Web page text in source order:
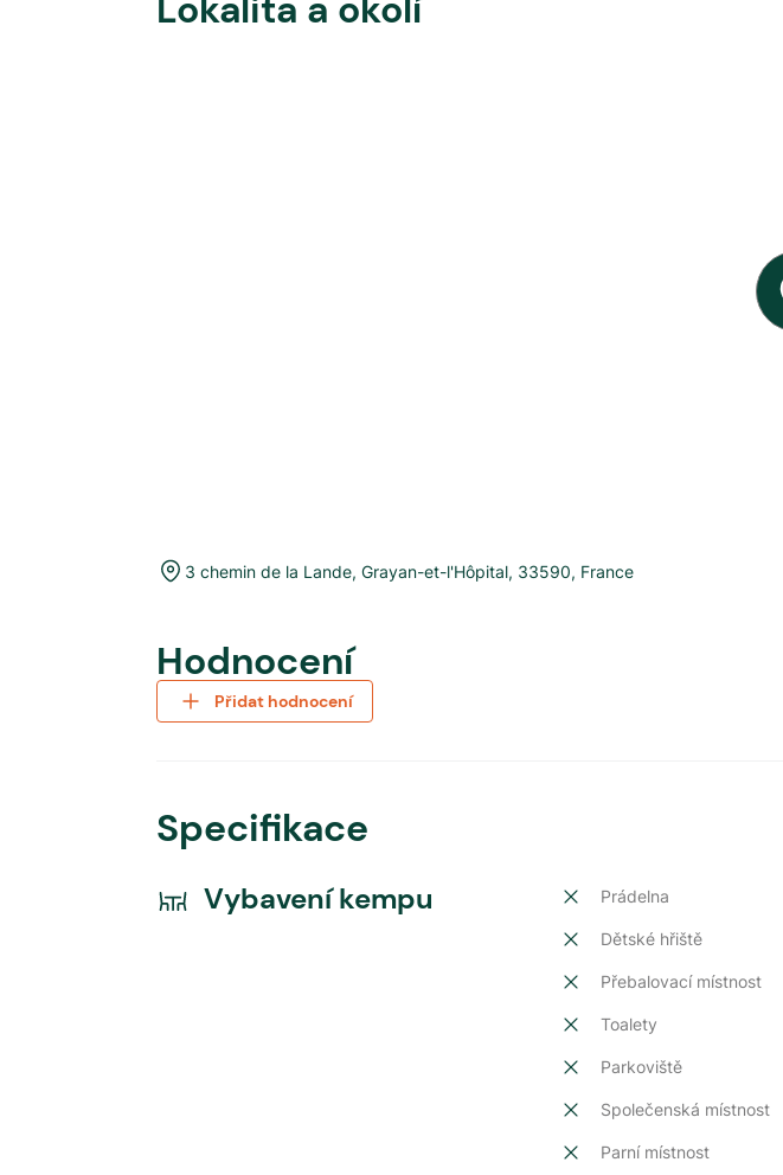
3 chemin de la Lande, Grayan-et-l'Hôpital, 33590, France
Hodnocení
Přidat hodnocení
Specifikace
Vybavení kempu Prádelna
Dětské hřiště
Přebalovací místnost
Toalety
Parkoviště
Společenská místnost
Parní místnost